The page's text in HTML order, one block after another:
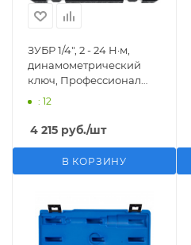
ЗУБР 1/4″, 2 - 24 Н·м,
динамометрический
ключ, Профессионал
(64091-025)
: 12
4 215 руб./шт
В КОРЗИНУ